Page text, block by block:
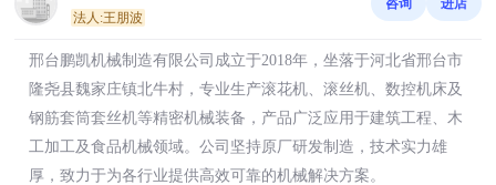
法人:王朋波
邢台鹏凯机械制造有限公司成立于2018年，坐落于河北省邢台市
隆尧县魏家庄镇北牛村，专业生产滚花机、滚丝机、数控机床及
钢筋套筒套丝机等精密机械装备，产品广泛应用于建筑工程、木
工加工及食品机械领域。公司坚持原厂研发制造，技术实力雄
厚，致力于为各行业提供高效可靠的机械解决方案。